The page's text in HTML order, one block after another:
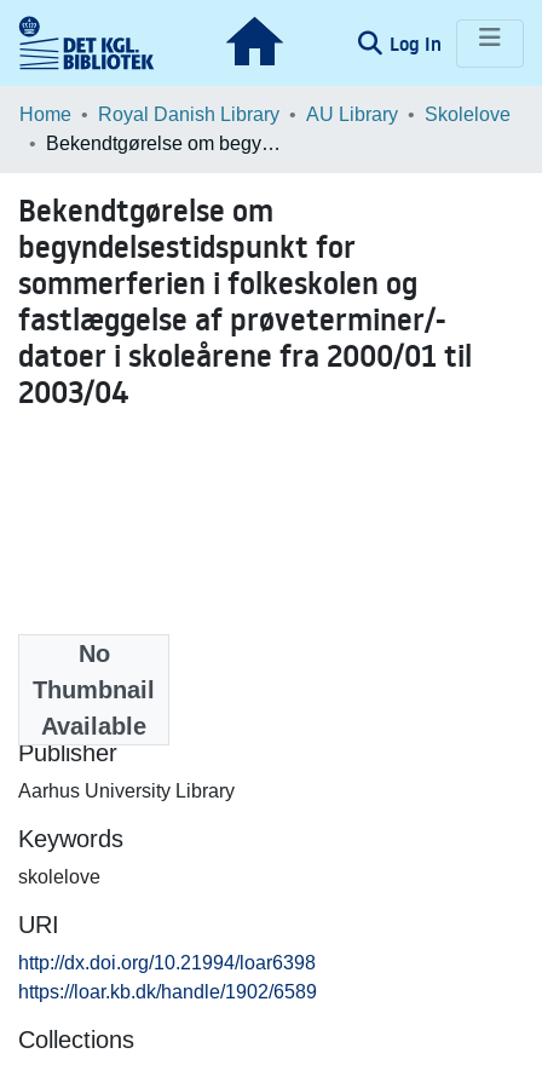
Log In (current)
Communities & Collections
Browse LOAR
Statistics
Home Royal Danish Library AU Library
Skolelove
Bekendtgørelse om begyndelsestidspunkt for sommerferien i folkeskolen og fastlæggelse af prøveterminer/-datoer i skoleårene fra 2000/01 til 2003/04
Bekendtgørelse om
begyndelsestidspunkt for
sommerferien i folkeskolen og
fastlæggelse af prøveterminer/-
datoer i skoleårene fra 2000/01 til
2003/04
No
Thumbnail
Available
2001-03-26
Publisher
Aarhus University Library
Keywords
skolelove
URI
http://dx.doi.org/10.21994/loar6398
https://loar.kb.dk/handle/1902/6589
Collections